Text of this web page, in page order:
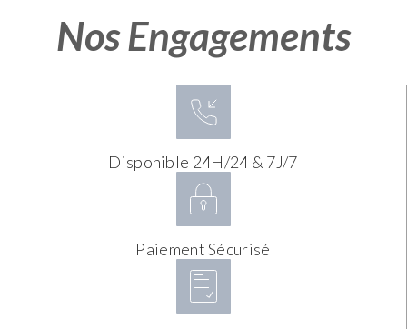
Nos Engagements
Disponible 24H/24 & 7J/7
Paiement Sécurisé